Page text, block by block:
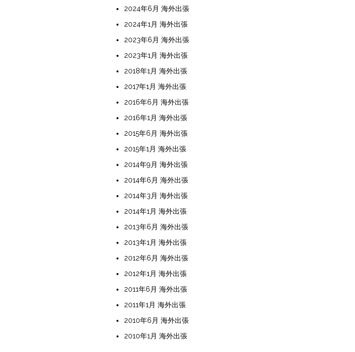
2024年6月 海外出張
2024年1月 海外出張
2023年6月 海外出張
2023年1月 海外出張
2018年1月 海外出張
2017年1月 海外出張
2016年6月 海外出張
2016年1月 海外出張
2015年6月 海外出張
2015年1月 海外出張
2014年9月 海外出張
2014年6月 海外出張
2014年3月 海外出張
2014年1月 海外出張
2013年6月 海外出張
2013年1月 海外出張
2012年6月 海外出張
2012年1月 海外出張
2011年6月 海外出張
2011年1月 海外出張
2010年6月 海外出張
2010年1月 海外出張